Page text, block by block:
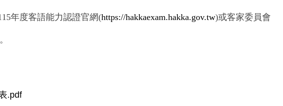
年度客語能力認證官網(https://hakkaexam.hakka.gov.tw)或客家委員會
.pdf